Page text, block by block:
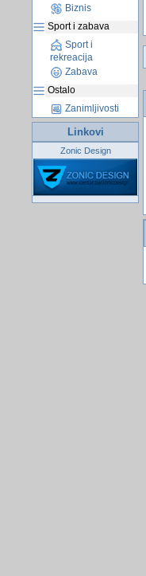
Biznis
Sport i zabava
Sport i
rekreacija
Zabava
Ostalo
Zanimljivosti
Linkovi
Zonic Design